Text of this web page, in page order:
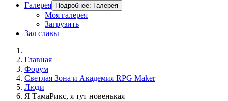
Галерея
Подробнее: Галерея
Моя галерея
Загрузить
Зал славы
Главная
Форум
Светлая Зона и Академия RPG Maker
Люди
Я ТамаРикс, я тут новенькая